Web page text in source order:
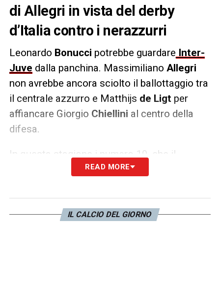
di Allegri in vista del derby
d’Italia contro i nerazzurri
Leonardo Bonucci potrebbe guardare Inter-
Juve dalla panchina. Massimiliano Allegri
non avrebbe ancora sciolto il ballottaggio tra
il centrale azzurro e Matthijs de Ligtper
affiancare Giorgio Chiellini al centro della
difesa.
In questa stagione i numero 19, che il
tecnico bianconero considera di affidabilità
solo lo scorso 2 ottobre in occasione del
derby della Mole contro ilTorino
READ MORE
IL CALCIO DEL GIORNO